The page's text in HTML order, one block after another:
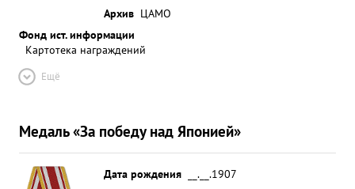
Архив ЦАМО
Фонд ист. информации
Картотека награждений
Ещё
Медаль «За победу над Японией»
Дата рождения
__.__.1907